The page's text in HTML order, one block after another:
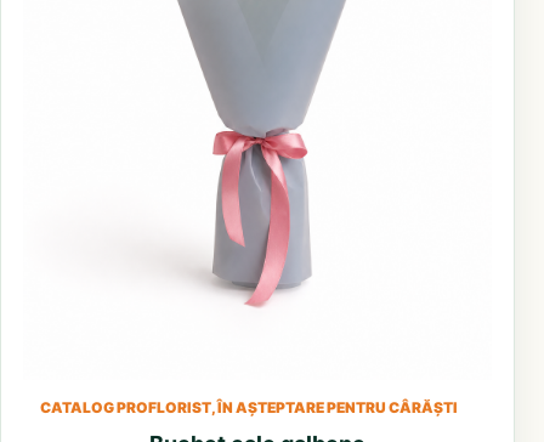
CATALOG PROFLORIST, ÎN AȘTEPTARE PENTRU CÂRĂȘTI